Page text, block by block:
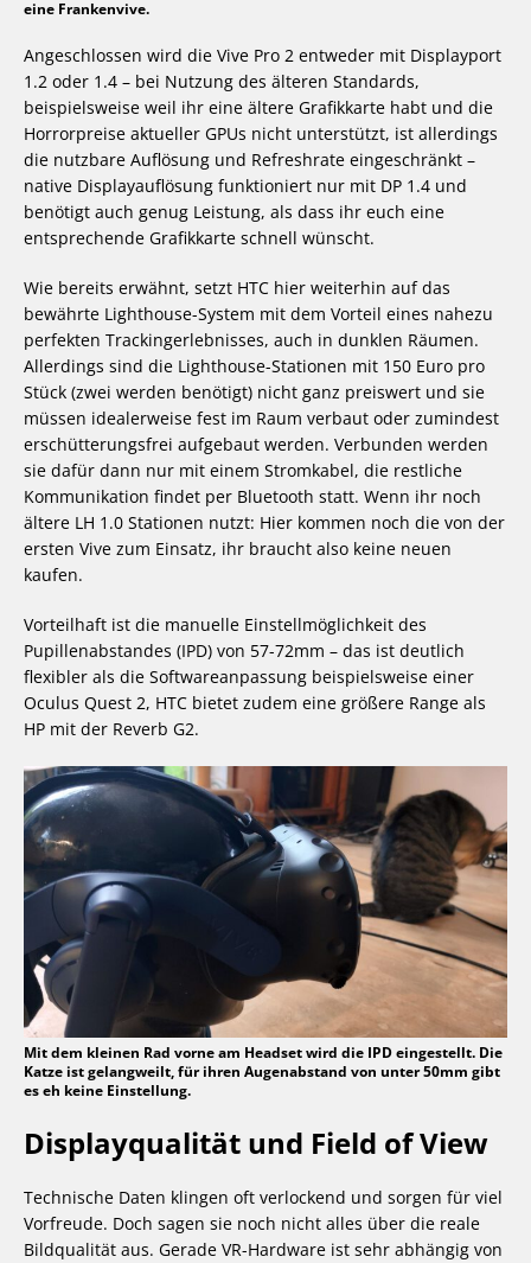
eine Frankenvive.
Angeschlossen wird die Vive Pro 2 entweder mit Displayport
1.2 oder 1.4 – bei Nutzung des älteren Standards,
beispielsweise weil ihr eine ältere Grafikkarte habt und die
Horrorpreise aktueller GPUs nicht unterstützt, ist allerdings
die nutzbare Auflösung und Refreshrate eingeschränkt –
native Displayauflösung funktioniert nur mit DP 1.4 und
benötigt auch genug Leistung, als dass ihr euch eine
entsprechende Grafikkarte schnell wünscht.
Wie bereits erwähnt, setzt HTC hier weiterhin auf das
bewährte Lighthouse-System mit dem Vorteil eines nahezu
perfekten Trackingerlebnisses, auch in dunklen Räumen.
Allerdings sind die Lighthouse-Stationen mit 150 Euro pro
Stück (zwei werden benötigt) nicht ganz preiswert und sie
müssen idealerweise fest im Raum verbaut oder zumindest
erschütterungsfrei aufgebaut werden. Verbunden werden
sie dafür dann nur mit einem Stromkabel, die restliche
Kommunikation findet per Bluetooth statt. Wenn ihr noch
ältere LH 1.0 Stationen nutzt: Hier kommen noch die von der
ersten Vive zum Einsatz, ihr braucht also keine neuen
kaufen.
Vorteilhaft ist die manuelle Einstellmöglichkeit des
Pupillenabstandes (IPD) von 57-72mm – das ist deutlich
flexibler als die Softwareanpassung beispielsweise einer
Oculus Quest 2, HTC bietet zudem eine größere Range als
HP mit der Reverb G2.
Mit dem kleinen Rad vorne am Headset wird die IPD eingestellt. Die
Katze ist gelangweilt, für ihren Augenabstand von unter 50mm gibt
es eh keine Einstellung.
Displayqualität und Field of View
Technische Daten klingen oft verlockend und sorgen für viel
Vorfreude. Doch sagen sie noch nicht alles über die reale
Bildqualität aus. Gerade VR-Hardware ist sehr abhängig von